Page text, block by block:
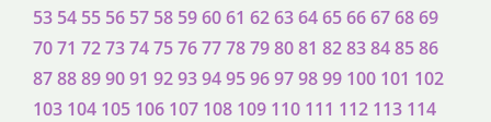
53 54 55 56 57 58 596061 6263646566676869
7071 72737475767778798081 8283848586
8788899091 9293949596979899 100 101 102
103 104 105 106 107 108 109 110 111 112 113 114